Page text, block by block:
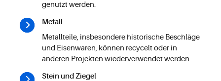
genutzt werden.
Metall
Metallteile, insbesondere historische Beschläge
und Eisenwaren, können recycelt oder in
anderen Projekten wiederverwendet werden.
Stein und Ziegel